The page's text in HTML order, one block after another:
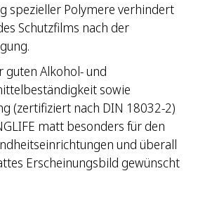
spezieller Polymere verhindert
Schutzfilms nach der
guten Alkohol- und
sowie
(zertifiziert nach DIN 18032-2)
matt besonders für den
und überall
Erscheinungsbild gewünscht